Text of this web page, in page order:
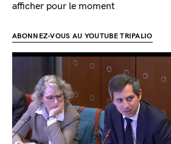
afficher pour le moment
ABONNEZ-VOUS AU YOUTUBE TRIPALIO